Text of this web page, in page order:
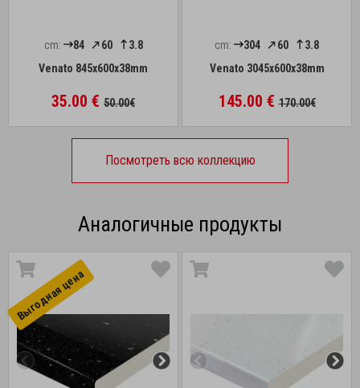
cm: 84 60
3.8
Venato 845x600x38mm
35.00 € 50.00€
cm: 304 60
3.8
Venato 3045x600x38mm
145.00 €170.00€
Посмотреть всю коллекцию
Аналогичные продукты
Выгоднaя цена